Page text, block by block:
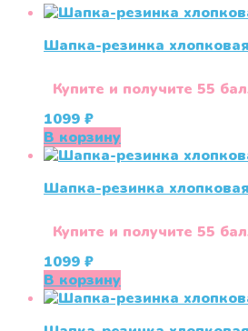
Шапка-резинка
Купите и получите 55
1099 ₽
В корзину
Шапка-резинка
Купите и получите 55
1099 ₽
В корзину